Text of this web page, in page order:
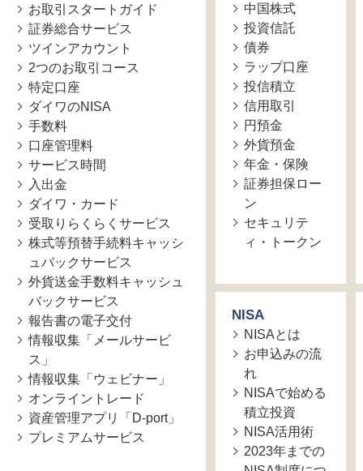
お取引スタートガイド
証券総合サービス
ツインアカウント
2つのお取引コース
特定口座
ダイワのNISA
手数料
口座管理料
サービス時間
入出金
ダイワ・カード
受取りらくらくサービス
株式等預替手続料キャッシ
ュバックサービス
外貨送金手数料キャッシュ
バックサービス
報告書の電子交付
情報収集「メールサービ
ス」
情報収集「ウェビナー」
オンライントレード
資産管理アプリ「D-port」
プレミアムサービス
中国株式
投資信託
債券
ラップ口座
投信積立
信用取引
円預金
外貨預金
年金・保険
証券担保ロー
ン
セキュリテ
ィ・トークン
NISA
NISAとは
お申込みの流
れ
NISAで始める
積立投資
NISA活用術
2023年までの